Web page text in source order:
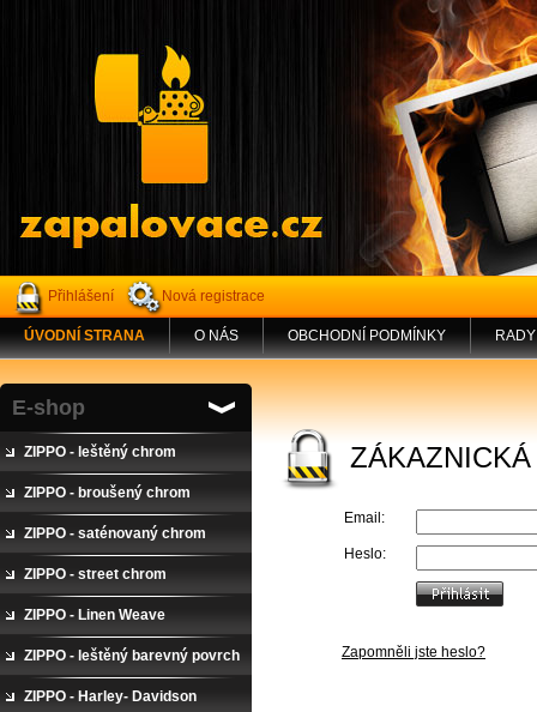
Přihlášení Nová registrace
ÚVODNÍ STRANA O NÁS OBCHODNÍ PODMÍNKY
E-shop
ZIPPO - leštěný chrom
ZIPPO - broušený chrom
ZIPPO - saténovaný chrom
ZIPPO - street chrom
ZIPPO - Linen Weave
ZIPPO - leštěný barevný povrch
ZIPPO - Harley- Davidson
Email:
Heslo:
Zapomněli jste heslo?